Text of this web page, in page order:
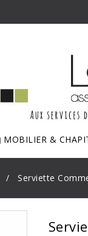
MOBILIER &
Serviette